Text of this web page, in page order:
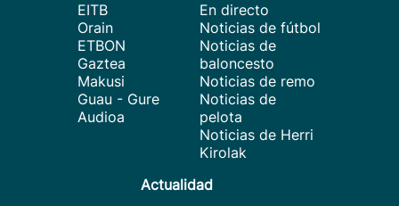
EITB
Orain
ETBON
Gaztea
Makusi
Guau - Gure
Audioa
En directo
Noticias de fútbol
Noticias de
baloncesto
Noticias de remo
Noticias de
pelota
Noticias de Herri
Kirolak
Actualidad